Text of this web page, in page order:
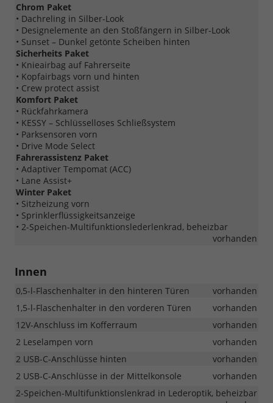
Chrom Paket
• Dachreling in Silber-Look
• Designelemente an den Stoßfängern in Silber-Look
• Sunset – Dunkel getönte Scheiben hinten
Sicherheits Paket
• Knieairbag auf Fahrerseite
• Kopfairbags vorn und hinten
• Crew protect assist
Komfort Paket
• Rückfahrkamera
• KESSY – Schlüsselloses Schließsystem
• Parksensoren vorn
• Drive Mode Select
Fahrerassistenz Paket
• Adaptiver Tempomat (ACC)
• Lane Assist+
Winter Paket
• Sitzheizung vorn
• Sprinklerflüssigkeitsanzeige
• 2-Speichen-Multifunktionslederlenkrad, beheizbar
vorhanden
Innen
0,5-l-Flaschenhalter in den hinteren Türen
vorhanden
1,5-l-Flaschenhalter in den vorderen Türen
vorhanden
12V-Anschluss im Kofferraum
vorhanden
2 Leselampen vorn
vorhanden
2 USB-C-Anschlüsse hinten
vorhanden
2 USB-C-Anschlüsse in der Mittelkonsole
vorhanden
2-Speichen-Multifunktionslenkrad in Lederoptik, beheizbar